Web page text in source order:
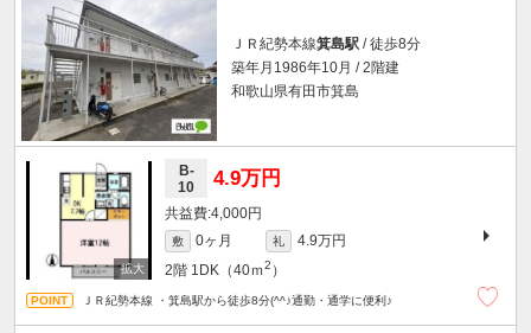
ＪＲ紀勢本線箕島駅 / 徒歩8分
築年月1986年10月 / 2階建
和歌山県有田市箕島
B-
10
4.9万円
4,000円
敷 0ヶ月 礼
4.9万円
2階 1DK（40ｍ2 ）
ＪＲ紀勢本線 ・箕島駅から徒歩8分(^^♪通勤・通学に便利♪